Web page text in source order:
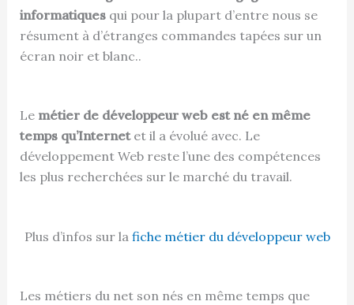
informatiquesqui pour la plupart d’entre nous se
résument à d’étranges commandes tapées sur un
écran noir et blanc..
Le métier de développeur web est né en même
temps qu’Internetet il a évolué avec. Le
développement Web reste l’une des compétences
les plus recherchées sur le marché du travail.
Plus d’infos sur la fiche métier du développeur web
Les métiers du net son nés en même temps que